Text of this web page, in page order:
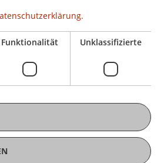
Bezug
und
wäre
nur
zu
Funktionalität Unklassifizierte